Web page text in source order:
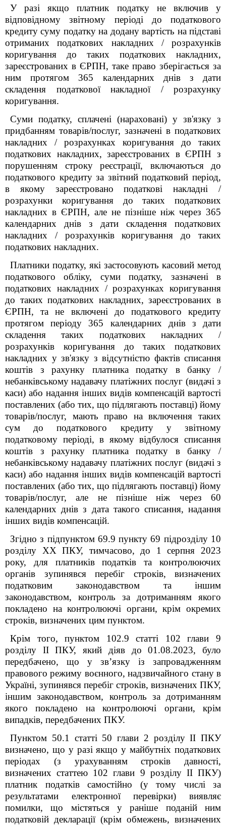
У разі якщо платник податку не включив у
відповідному звітному періоді до податкового
кредиту суму податку на додану вартість на підставі
отриманих податкових накладних / розрахунків
коригування до таких податкових накладних,
зареєстрованих в ЄРПН, таке право зберігається за
ним протягом 365 календарних днів з дати
складення податкової накладної / розрахунку
коригування.
Суми податку, сплачені (нараховані) у зв'язку з
придбанням товарів/послуг, зазначені в податкових
накладних / розрахунках коригування до таких
податкових накладних, зареєстрованих в ЄРПН з
порушенням строку реєстрації, включаються до
податкового кредиту за звітний податковий період,
в якому зареєстровано податкові накладні /
розрахунки коригування до таких податкових
накладних в ЄРПН, але не пізніше ніж через 365
календарних днів з дати складення податкових
накладних / розрахунків коригування до таких
податкових накладних.
Платники податку, які застосовують касовий метод
податкового обліку, суми податку, зазначені в
податкових накладних / розрахунках коригування
до таких податкових накладних, зареєстрованих в
ЄРПН, та не включені до податкового кредиту
протягом періоду 365 календарних днів з дати
складення таких податкових накладних /
розрахунків коригування до таких податкових
накладних у зв'язку з відсутністю фактів списання
коштів з рахунку платника податку в банку /
небанківському надавачу платіжних послуг (видачі з
каси) або надання інших видів компенсацій вартості
поставлених (або тих, що підлягають поставці) йому
товарів/послуг, мають право на включення таких
сум до податкового кредиту у звітному
податковому періоді, в якому відбулося списання
коштів з рахунку платника податку в банку /
небанківському надавачу платіжних послуг (видачі з
каси) або надання інших видів компенсацій вартості
поставлених (або тих, що підлягають поставці) йому
товарів/послуг, але не пізніше ніж через 60
календарних днів з дата такого списання, надання
інших видів компенсацій.
Згідно з підпунктом 69.9 пункту 69 підрозділу 10
розділу ХХ ПКУ, тимчасово, до 1 серпня 2023
року, для платників податків та контролюючих
органів зупинявся перебіг строків, визначених
податковим законодавством та іншим
законодавством, контроль за дотриманням якого
покладено на контролюючі органи, крім окремих
строків, визначених цим пунктом.
Крім того, пунктом 102.9 статті 102 глави 9
розділу ІІ ПКУ, який діяв до 01.08.2023, було
передбачено, що у зв’язку із запровадженням
правового режиму воєнного, надзвичайного стану в
Україні, зупинявся перебіг строків, визначених ПКУ,
іншим законодавством, контроль за дотриманням
якого покладено на контролюючі органи, крім
випадків, передбачених ПКУ.
Пунктом 50.1 статті 50 глави 2 розділу ІІ ПКУ
визначено, що у разі якщо у майбутніх податкових
періодах (з урахуванням строків давності,
визначених статтею 102 глави 9 розділу ІІ ПКУ)
платник податків самостійно (у тому числі за
результатами електронної перевірки) виявляє
помилки, що містяться у раніше поданій ним
податковій декларації (крім обмежень, визначених